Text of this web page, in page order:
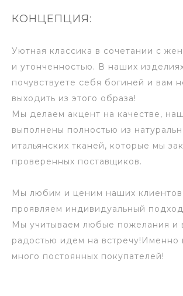
КОНЦЕПЦИЯ:
Уютная классика в сочетании с
и утонченностью. В наших
почувствуете себя богиней и вам
выходить из этого образа!
Мы делаем акцент на качестве,
выполнены полностью из
итальянских тканей, которые мы
проверенных поставщиков.
Мы любим и ценим наших
проявляем индивидуальный
Мы учитываем любые пожелания и
радостью идем на встречу!Именно
много постоянных покупателей!